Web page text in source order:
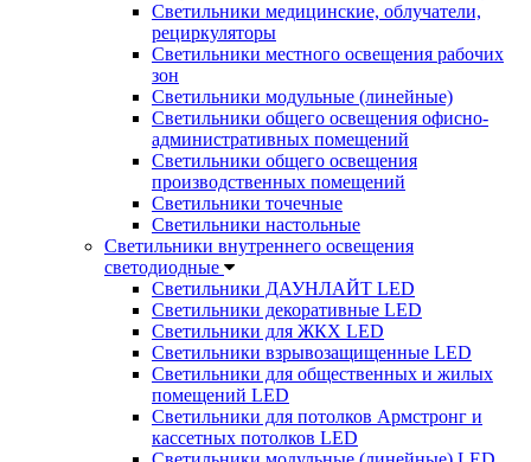
Светильники медицинские, облучатели,
рециркуляторы
Светильники местного освещения рабочих
зон
Светильники модульные (линейные)
Светильники общего освещения офисно-
административных помещений
Светильники общего освещения
производственных помещений
Светильники точечные
Светильники настольные
Светильники внутреннего освещения
светодиодные
Светильники ДАУНЛАЙТ LED
Светильники декоративные LED
Светильники для ЖКХ LED
Светильники взрывозащищенные LED
Светильники для общественных и жилых
помещений LED
Светильники для потолков Армстронг и
кассетных потолков LED